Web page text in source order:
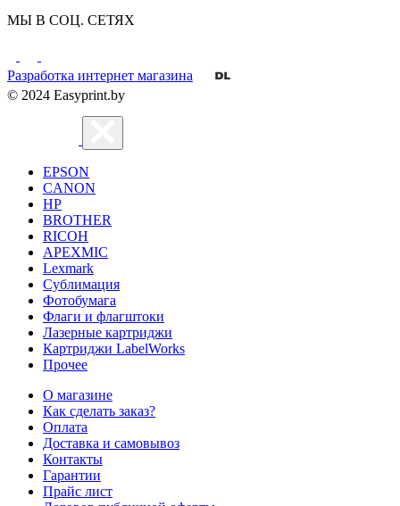
МЫ В СОЦ. СЕТЯХ
Разработка интернет магазина
© 2024 Easyprint.by
EPSON
CANON
HP
BROTHER
RICOH
APEXMIC
Lexmark
Сублимация
Фотобумага
Флаги и флагштоки
Лазерные картриджи
Картриджи LabelWorks
Прочее
О магазине
Как сделать заказ?
Оплата
Доставка и самовывоз
Контакты
Гарантии
Прайс лист